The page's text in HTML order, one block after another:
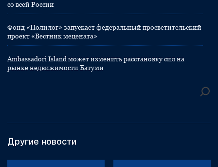
со всей России
Фонд «Полилог» запускает федеральный просветительский
проект «Вестник мецената»
Ambassadori Island может изменить расстановку сил на
рынке недвижимости Батуми
Другие новости